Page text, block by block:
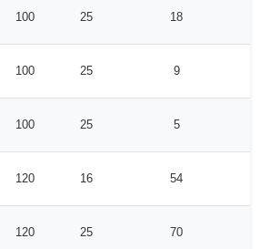
100 25 18
100 25 9
100 25 5
120 16 54
120 25 70